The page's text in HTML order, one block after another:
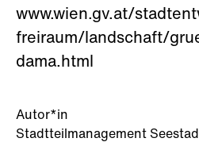
Autor*in
Stadtteilmanagement
www.wien.gv.at/
freiraum/landschaft/
dama.html